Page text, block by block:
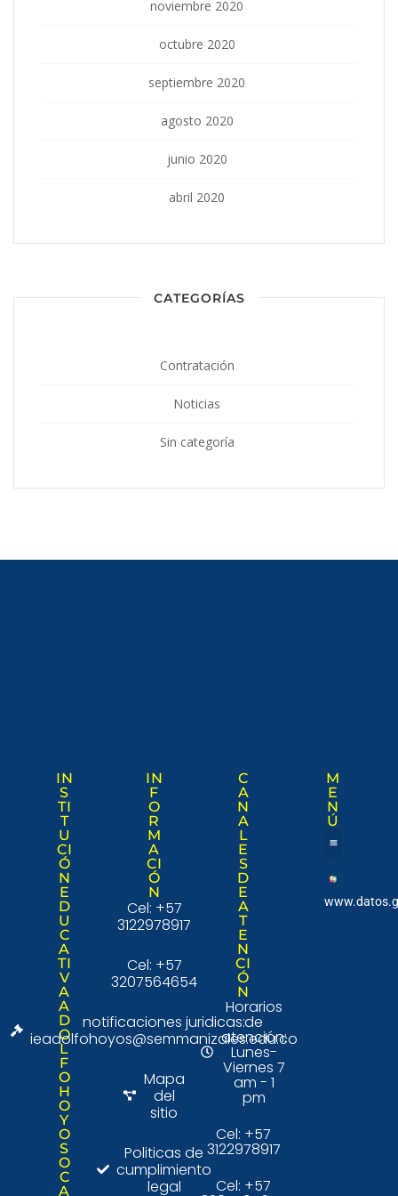
noviembre 2020
octubre 2020
septiembre 2020
agosto 2020
junio 2020
abril 2020
CATEGORÍAS
Contratación
Noticias
Sin categoría
IN
S
TI
T
U
CI
Ó
N
E
D
U
C
A
TI
V
A
A
D
O
L
F
O
H
O
Y
O
S
O
C
A
IN
F
O
R
M
A
CI
Ó
N
Cel: +57
3122978917
Cel: +57
3207564654
notificaciones juridicas:
ieadolfohoyos@semmanizales.edu.co
Mapa
del
sitio
Politicas de
cumplimiento
legal
C
A
N
A
L
E
S
D
E
A
T
E
N
CI
Ó
N
Horarios
de
atención:
Lunes-
Viernes 7
am - 1
pm
Cel: +57
3122978917
Cel: +57
M
E
N
Ú